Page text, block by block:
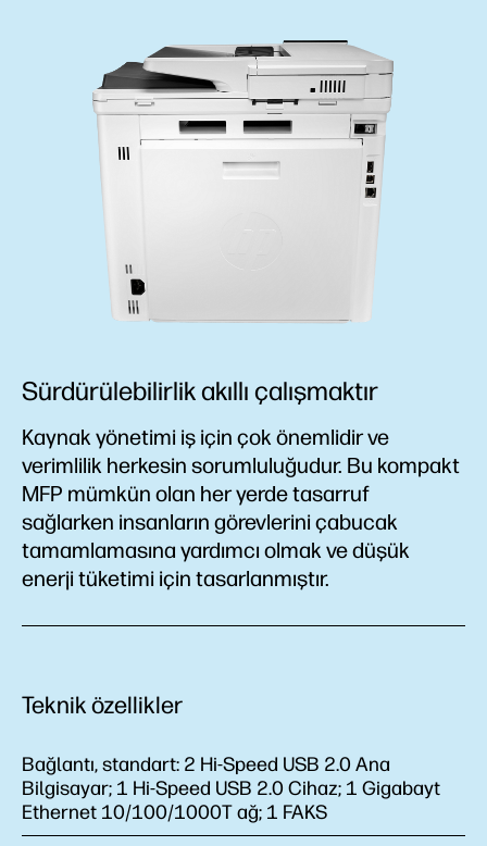
Sürdürülebilirlik akıllı çalışmaktır
Kaynak yönetimi iş için çok önemlidir ve
verimlilik herkesin sorumluluğudur. Bu kompakt
MFP mümkün olan her yerde tasarruf
sağlarken insanların görevlerini çabucak
tamamlamasına yardımcı olmak ve düşük
enerji tüketimi için tasarlanmıştır.
Teknik özellikler
Bağlantı, standart: 2 Hi-Speed USB 2.0 Ana
Bilgisayar; 1 Hi-Speed USB 2.0 Cihaz; 1 Gigabayt
Ethernet 10/100/1000T ağ; 1 FAKS